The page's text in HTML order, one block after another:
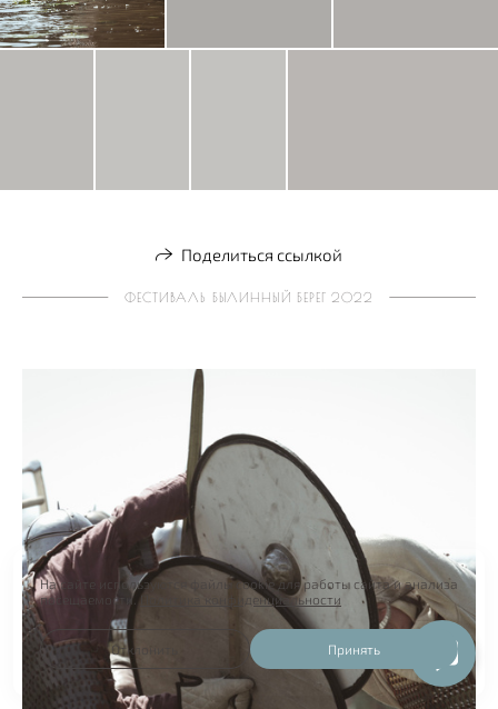
Поделиться ссылкой
ФЕСТИВАЛЬ БЫЛИННЫЙ БЕРЕГ 2022
На сайте используются файлы cookie для работы сайта и анализа
посещаемости.Политика конфиденциальности
Отклонить Принять